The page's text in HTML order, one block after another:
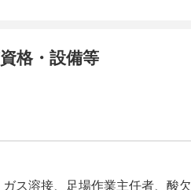
格・設備等
ス溶接、足場作業主任者、酸欠